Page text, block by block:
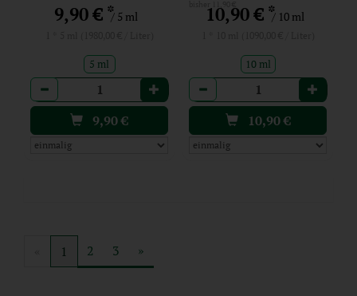
9,90 € */ 5 ml
5 ml
Anzahl
9,90€
10,90 €*/ 10 ml
10 ml
Anzahl
10,90€
1 2 3 »